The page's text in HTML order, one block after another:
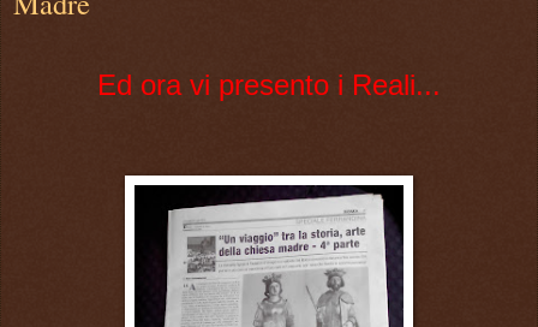
Ed ora vi presento i Reali...